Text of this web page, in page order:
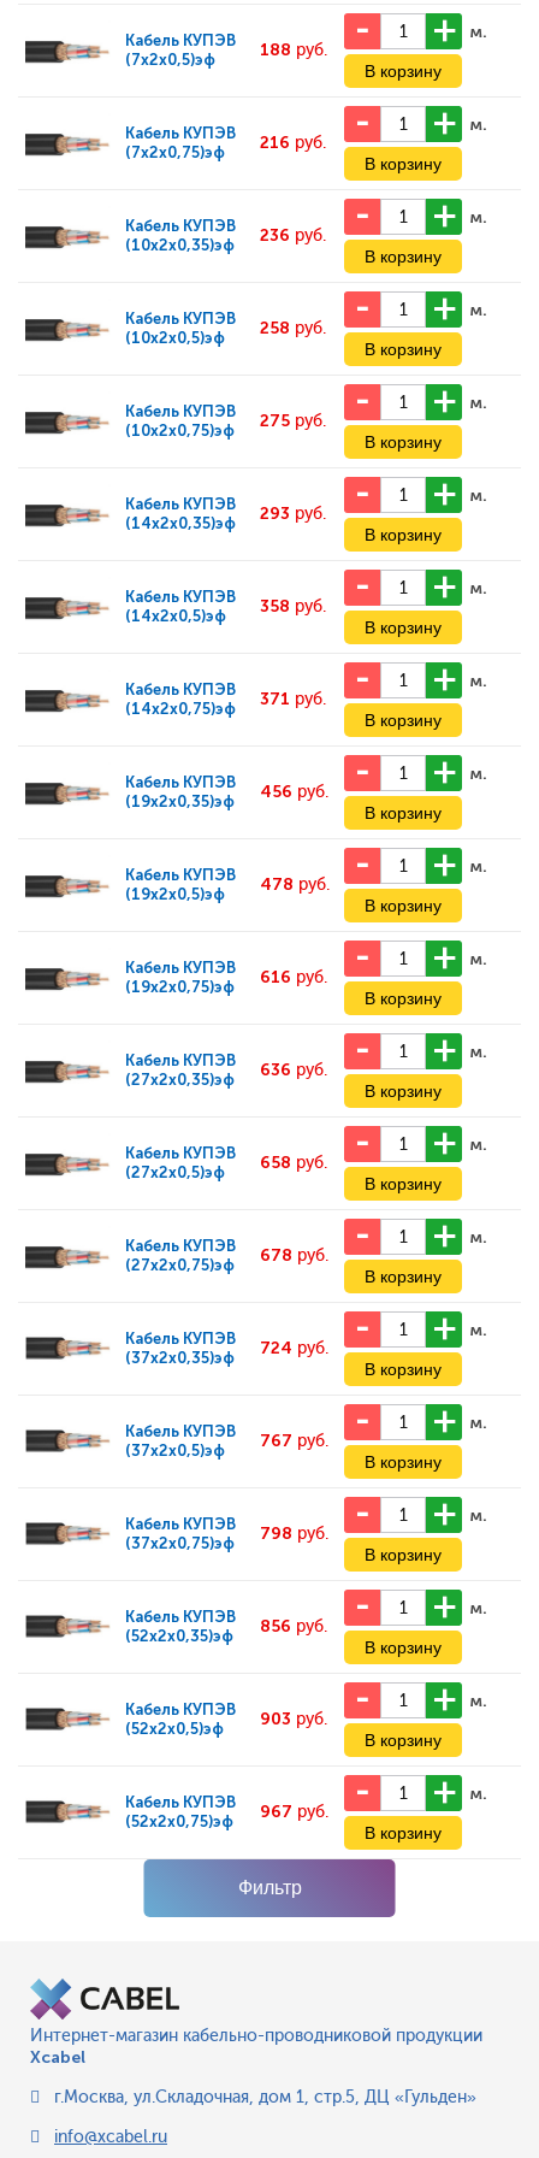
Кабель КУПЭВ
(7x2x0,5)эф
188 руб.
м.
Кабель КУПЭВ
(7x2x0,75)эф
216 руб.
м.
Кабель КУПЭВ
(10x2x0,35)эф
236 руб.
м.
Кабель КУПЭВ
(10x2x0,5)эф
258 руб.
м.
Кабель КУПЭВ
(10x2x0,75)эф
275 руб.
м.
Кабель КУПЭВ
(14x2x0,35)эф
293 руб.
м.
Кабель КУПЭВ
(14x2x0,5)эф
358 руб.
м.
Кабель КУПЭВ
(14x2x0,75)эф
371 руб.
м.
Кабель КУПЭВ
(19x2x0,35)эф
456 руб.
м.
Кабель КУПЭВ
(19x2x0,5)эф
478 руб.
м.
Кабель КУПЭВ
(19x2x0,75)эф
616 руб.
м.
Кабель КУПЭВ
(27x2x0,35)эф
636 руб.
м.
Кабель КУПЭВ
(27x2x0,5)эф
658 руб.
м.
Кабель КУПЭВ
(27x2x0,75)эф
678 руб.
м.
Кабель КУПЭВ
(37x2x0,35)эф
724 руб.
м.
Кабель КУПЭВ
(37x2x0,5)эф
767 руб.
м.
Кабель КУПЭВ
(37x2x0,75)эф
798 руб.
м.
Кабель КУПЭВ
(52x2x0,35)эф
856 руб.
м.
Кабель КУПЭВ
(52x2x0,5)эф
903 руб.
м.
Кабель КУПЭВ
(52x2x0,75)эф
967 руб.
м.
Фильтр
Интернет-магазин кабельно-проводниковой продукции
Xcabel
г.Москва, ул.Складочная, дом 1, стр.5, ДЦ «Гульден»
info@xcabel.ru